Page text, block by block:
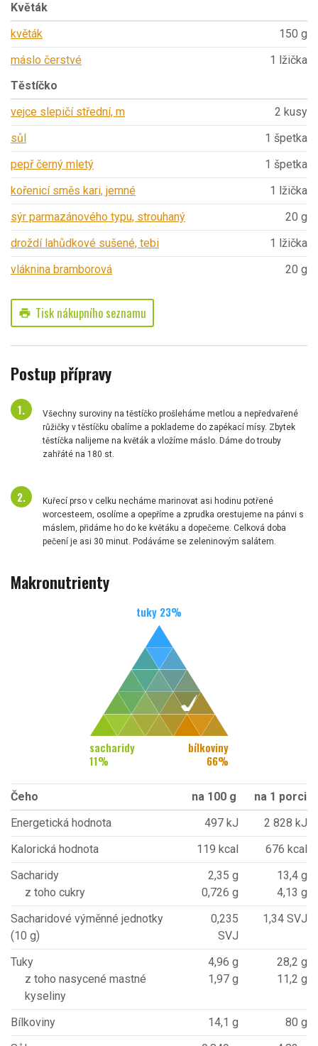
Květák
květák
150 g
máslo čerstvé
1 lžička
Těstíčko
vejce slepičí střední, m
2 kusy
sůl
1 špetka
pepř černý mletý
1 špetka
kořenicí směs kari, jemné
1 lžička
sýr parmazánového typu, strouhaný
20 g
droždí lahůdkové sušené, tebi
1 lžička
vláknina bramborová
20 g
print Tisk nákupního seznamu
Postup přípravy
Všechny suroviny na těstíčko prošleháme metlou a nepředvařené
růžičky v těstíčku obalíme a poklademe do zapékací mísy. Zbytek
těstíčka nalijeme na květák a vložíme máslo. Dáme do trouby
zahřáté na 180 st.
Kuřecí prso v celku necháme marinovat asi hodinu potřené
worcesteem, osolíme a opepříme a zprudka orestujeme na pánvi s
máslem, přidáme ho do ke květáku a dopečeme. Celková doba
pečení je asi 30 minut. Podáváme se zeleninovým salátem.
Makronutrienty
tuky 23%
sacharidy
11%
bílkoviny
66%
Čeho na 100 g
na 1 porci
Energetická hodnota
497 kJ
2 828 kJ
Kalorická hodnota
119 kcal
676 kcal
Sacharidy
z toho cukry
2,35 g
0,726 g
13,4 g
4,13 g
Sacharidové výměnné jednotky
(10 g)
0,235
SVJ
1,34 SVJ
Tuky
z toho nasycené mastné
kyseliny
4,96 g
1,97 g
28,2 g
11,2 g
Bílkoviny 14,1 g
80 g